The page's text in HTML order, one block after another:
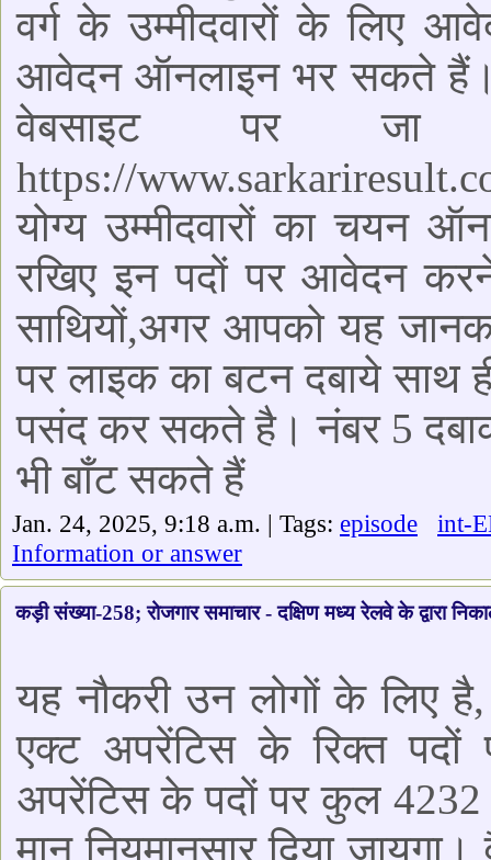
वर्ग के उम्मीदवारों के लिए
आवेदन ऑनलाइन भर सकते
वेबसाइट पर
https://
योग्य उम्मीदवारों का चयन
रखिए इन पदों पर आवेदन
साथियों,अगर आपको यह
पर लाइक का बटन दबाये साथ
पसंद कर सकते है। नंबर 5
भी बाँट सकते हैं
Jan. 24, 2025, 9:18 a.m. | Tags: episode
int-
Information or answer
कड़ी संख्या-258; रोजगार समाचार - दक्षिण मध्य रेलवे के द्वारा
यह नौकरी उन लोगों के लिए है,
एक्ट अपरेंटिस के रिक्त
अपरेंटिस के पदों पर कुल 4232
मान नियमानुसार दिया